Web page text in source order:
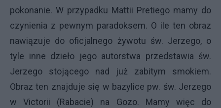
pokonanie. W przypadku Mattii Pretiego mamy do
czynienia z pewnym paradoksem. O ile ten obraz
nawiązuje do oficjalnego żywotu św. Jerzego, o
tyle inne dzieło jego autorstwa przedstawia św.
Jerzego stojącego nad już zabitym smokiem.
Obraz ten znajduje się w bazylice pw. św. Jerzego
w Victorii (Rabacie) na Gozo. Mamy więc do